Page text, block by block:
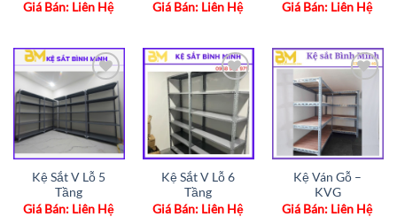
Giá Bán: Liên Hệ
Giá Bán: Liên Hệ
Giá Bán: Liên Hệ
Add to
wishlist
Kệ Sắt V Lỗ 5
Tầng
Giá Bán: Liên Hệ
Add to
wishlist
Kệ Sắt V Lỗ 6
Tầng
Giá Bán: Liên Hệ
Add to
wishlist
Kệ Ván Gỗ –
KVG
Giá Bán: Liên Hệ